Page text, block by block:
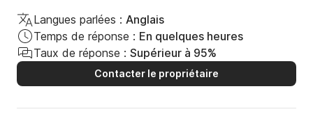
Langues parlées : Anglais
Temps de réponse : En quelques heures
Taux de réponse : Supérieur à 95%
Contacter le propriétaire